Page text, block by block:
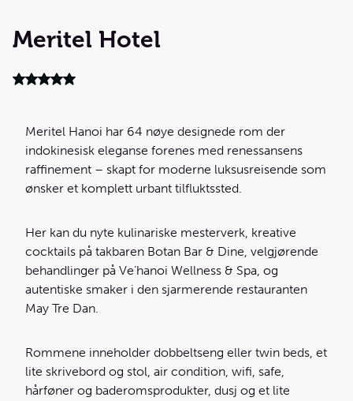
Meritel Hotel
Meritel Hanoi har 64 nøye designede rom der
indokinesisk eleganse forenes med renessansens
raffinement – skapt for moderne luksusreisende som
ønsker et komplett urbant tilfluktssted.
Her kan du nyte kulinariske mesterverk, kreative
cocktails på takbaren Botan Bar & Dine, velgjørende
behandlinger på Ve’hanoi Wellness & Spa, og
autentiske smaker i den sjarmerende restauranten
May Tre Dan.
Rommene inneholder dobbeltseng eller twin beds, et
lite skrivebord og stol, air condition, wifi, safe,
hårføner og baderomsprodukter, dusj og et lite